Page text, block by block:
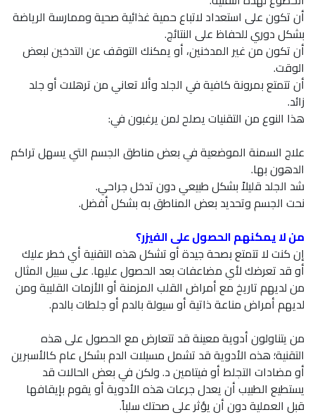
أن تكون على استعداد لاتباع حمية غذائية صحية وممارسة الرياضة
بشكل دوري للحفاظ على النتائج.
أن تكون من غير المدخنين، أو يمكنك التوقف عن التدخين لبعض
الوقت.
أن تتمتع بمرونة كافية في الجلد وألا تعاني من ترهلات أو جلد
زائد.
هذا النوع من التقنيات يصلح لمن يرغبون في:
علاج السمنة الموضعية في بعض مناطق الجسم التي يسهل تراكم
الدهون بها.
شد الجلد قليلاً بشكل طبيعي دون تدخل جراحي.
نحت الجسم وتحديد بعض المناطق به بشكل أفضل.
من لا يمكنهم الحصول على الفيزر؟
إن كنت لا تتمتع بصحة جيدة أو تشكل هذه التقنية أي خطر عليك
أو قد تعرضك لأي مضاعفات بعد الحصول عليها. على سبيل المثال
من لديهم تاريخ مع أمراض القلب المزمنة أو الأزمات القلبية ومن
لديهم أمراض مناعة ذاتية أو سيولة بالدم أو جلطات بالدم.
من يتناولون أدوية معينة قد تتعارض مع الحصول على هذه
التقنية؛ هذه الأدوية قد تشمل مسيلات الدم بشكل عام كالأسبرين
أو مضادات التجلط أو فيتامين د. ولكن في بعض الحالات قد
يستطيع الطبيب أن يعدل جرعات هذه الأدوية أو يقوم بإيقافها
قبل العملية دون أن يؤثر على صحتك سلباً.